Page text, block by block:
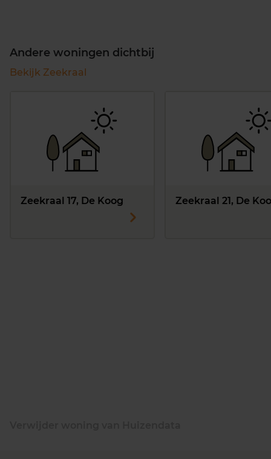
Andere woningen dichtbij
Bekijk Zeekraal
Zeekraal 17, De Koog Zeekraal 21, De